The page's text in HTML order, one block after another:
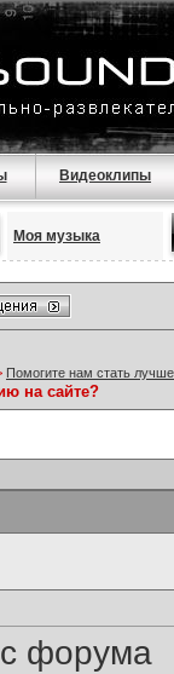
Видеоклипы
Моя музыка
Помогите нам стать
на сайте?
с форума